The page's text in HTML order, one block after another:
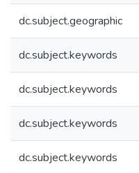
dc.subject.geographic
dc.subject.keywords
dc.subject.keywords
dc.subject.keywords
dc.subject.keywords